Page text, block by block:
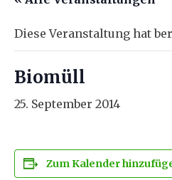
Diese Veranstaltung hat
Biomüll
25. September 2014
Zum Kalender